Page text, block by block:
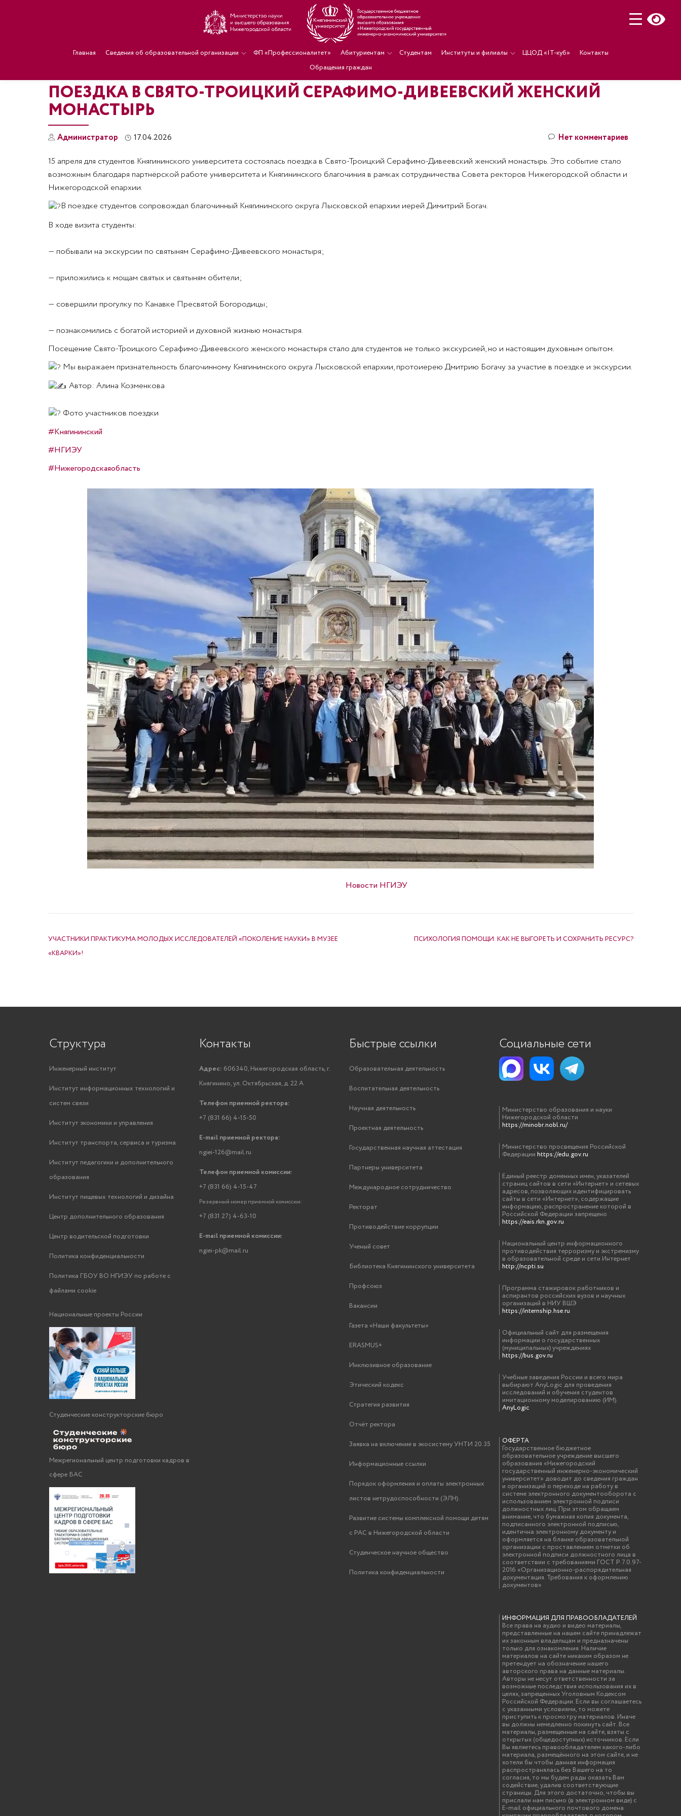
Главная Сведения об образовательной организации ФП «Профессионалитет» Абитуриентам Студентам Институты и филиалы ЦЦОД «IT-куб»
Контакты
Обращения граждан
ПОЕЗДКА В СВЯТО-ТРОИЦКИЙ СЕРАФИМО-ДИВЕЕВСКИЙ ЖЕНСКИЙ
МОНАСТЫРЬ
Администратор 17.04.2026 Нет комментариев
15 апреля для студентов Княгининского университета состоялась поездка в Свято-Троицкий Серафимо-Дивеевский женский монастырь. Это событие стало
возможным благодаря партнёрской работе университета и Княгининского благочиния в рамках сотрудничества Совета ректоров Нижегородской области и
Нижегородской епархии.
В поездке студентов сопровождал благочинный Княгининского округа Лысковской епархии иерей Димитрий Богач.
В ходе визита студенты:
— побывали на экскурсии по святыням Серафимо-Дивеевского монастыря;
— приложились к мощам святых и святыням обители;
— совершили прогулку по Канавке Пресвятой Богородицы;
— познакомились с богатой историей и духовной жизнью монастыря.
Посещение Свято-Троицкого Серафимо-Дивеевского женского монастыря стало для студентов не только экскурсией, но и настоящим духовным опытом.
Мы выражаем признательность благочинному Княгининского округа Лысковской епархии, протоиерею Дмитрию Богачу за участие в поездке и экскурсии.
Автор: Алина Козменкова
Фото участников поездки
#Княгининский
#НГИЭУ
#Нижегородскаяобласть
Новости НГИЭУ
УЧАСТНИКИ ПРАКТИКУМА МОЛОДЫХ ИССЛЕДОВАТЕЛЕЙ «ПОКОЛЕНИЕ НАУКИ» В МУЗЕЕ
«КВАРКИ»!
ПСИХОЛОГИЯ ПОМОЩИ: КАК НЕ ВЫГОРЕТЬ И СОХРАНИТЬ РЕСУРС?
Структура
Инженерный институт
Институт информационных технологий и
систем связи
Институт экономики и управления
Институт транспорта, сервиса и туризма
Институт педагогики и дополнительного
образования
Институт пищевых технологий и дизайна
Центр дополнительного образования
Центр водительской подготовки
Политика конфиденциальности
Политика ГБОУ ВО НГИЭУ по работе с
файлами cookie
Национальные проекты России
Студенческие конструкторские бюро
Межрегиональный центр подготовки кадров в
сфере БАС
Контакты
Адрес: 606340, Нижегородская область, г.
Княгинино, ул. Октябрьская, д. 22 А
Телефон приемной ректора:
+7 (831 66) 4-15-50
E-mail приемной ректора:
ngiei-126@mail.ru
Телефон приемной комиссии:
+7 (831 66) 4-15-47
Резервный номер приемной комиссии:
+7 (831 27) 4-63-10
E-mail приемной комиссии:
ngiei-pk@mail.ru
Быстрые ссылки
Образовательная деятельность
Воспитательная деятельность
Научная деятельность
Проектная деятельность
Государственная научная аттестация
Партнеры университета
Международное сотрудничество
Ректорат
Противодействие коррупции
Ученый совет
Библиотека Княгининского университета
Профсоюз
Вакансии
Газета «Наши факультеты»
ERASMUS+
Инклюзивное образование
Этический кодекс
Стратегия развития
Отчёт ректора
Заявка на включение в экосистему УНТИ 20.35
Информационные ссылки
Порядок оформления и оплаты электронных
листов нетрудоспособности (ЭЛН).
Развитие системы комплексной помощи детям
с РАС в Нижегородской области
Студенческое научное общество
Политика конфиденциальности
Социальные сети
Министерство образования и науки
Нижегородской области
https://minobr.nobl.ru/
Министерство просвещения Российской
Федерации https://edu.gov.ru
Единый реестр доменных имен, указателей
страниц сайтов в сети «Интернет» и сетевых
адресов, позволяющих идентифицировать
сайты в сети «Интернет», содержащие
информацию, распространение которой в
Российской Федерации запрещено
https://eais.rkn.gov.ru
Национальный центр информационного
противодействия терроризму и экстремизму
в образовательной среде и сети Интернет
http://ncpti.su
Программа стажировок работников и
аспирантов российских вузов и научных
организаций в НИУ ВШЭ
https://internship.hse.ru
Официальный сайт для размещения
информации о государственных
(муниципальных) учреждениях
https://bus.gov.ru
Учебные заведения России и всего мира
выбирают AnyLogic для проведения
исследований и обучения студентов
имитационному моделированию (ИМ).
AnyLogic
ОФЕРТА
Государственное бюджетное
образовательное учреждение высшего
образования «Нижегородский
государственный инженерно-экономический
университет» доводит до сведения граждан
и организаций о переходе на работу в
системе электронного документооборота с
использованием электронной подписи
должностных лиц. При этом обращаем
внимание, что бумажная копия документа,
подписанного электронной подписью,
идентична электронному документу и
оформляется на бланке образовательной
организации с проставлением отметки об
электронной подписи должностного лица в
соответствии с требованиями ГОСТ Р 7.0.97-
2016 «Организационно-распорядительная
документация. Требования к оформлению
документов»
ИНФОРМАЦИЯ ДЛЯ ПРАВООБЛАДАТЕЛЕЙ
Все права на аудио и видео материалы,
представленные на нашем сайте принадлежат
их законным владельцам и предназначены
только для ознакомления. Наличие
материалов на сайте никаким образом не
претендует на обозначение нашего
авторского права на данные материалы.
Авторы не несут ответственности за
возможные последствия использования их в
целях, запрещенных Уголовным Кодексом
Российской Федерации. Если вы соглашаетесь
с указанными условиями, то можете
приступить к просмотру материалов. Иначе
вы должны немедленно покинуть сайт. Все
материалы, размещенные на сайте, взяты с
открытых (общедоступных) источников. Если
Вы являетесь правообладателем какого-либо
материала, размещённого на этом сайте, и не
хотели бы чтобы данная информация
распространялась без Вашего на то
согласия, то мы будем рады оказать Вам
содействие, удалив соответствующие
страницы. Для этого достаточно, чтобы вы
прислали нам письмо (в электронном виде) с
E-mail официального почтового домена